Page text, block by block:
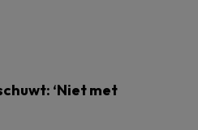
‘Niet met